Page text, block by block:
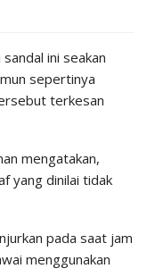
ini seakan
sepertinya
terkesan
mengatakan,
yang dinilai tidak
pada saat jam
menggunakan